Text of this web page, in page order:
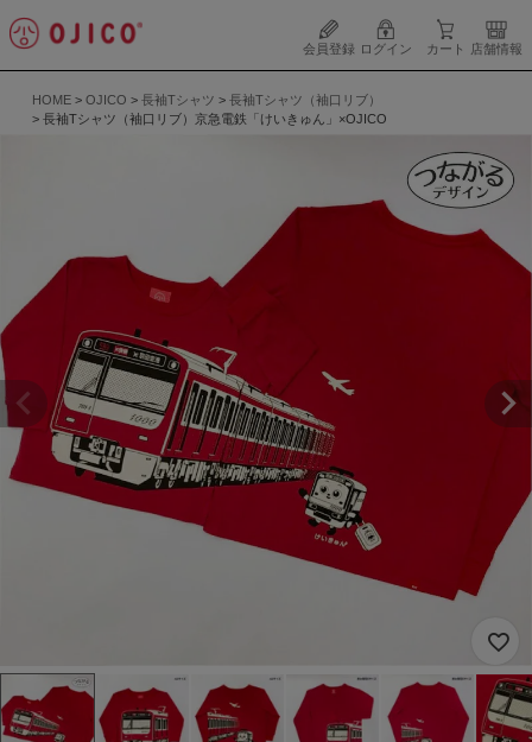
会員登録 ログイン カート 店舗情報
HOME OJICO 長袖Tシャツ
長袖Tシャツ（袖口リブ）
長袖Tシャツ（袖口リブ）京急電鉄「けいきゅん」×OJICO